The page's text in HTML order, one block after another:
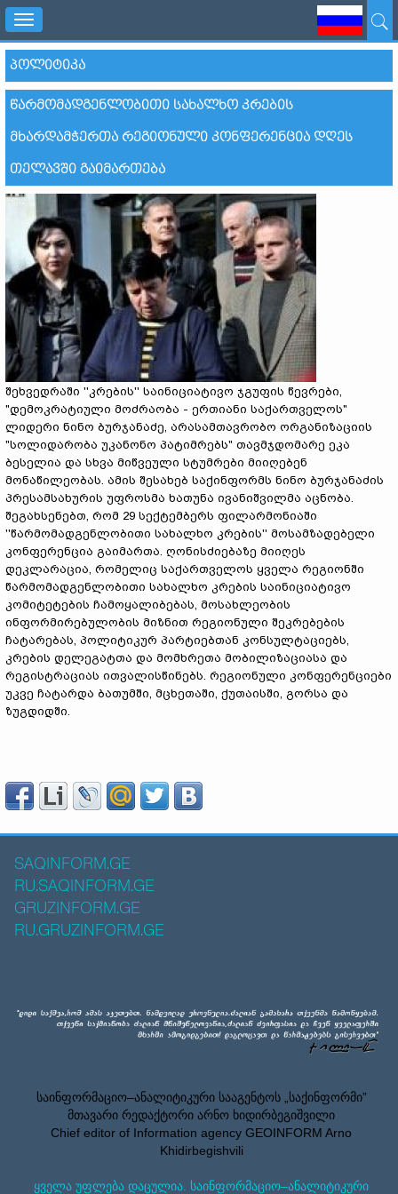
Toggle
navigation
ᲞᲝᲚᲘᲢᲘᲙᲐ
ᲬᲐᲠᲛᲝᲛᲐᲓᲒᲔᲜᲚᲝᲑᲘᲗᲘ ᲡᲐᲮᲐᲚᲮᲝ ᲙᲠᲔᲑᲘᲡ
ᲛᲮᲐᲠᲓᲐᲛᲭᲔᲠᲗᲐ ᲠᲔᲒᲘᲝᲜᲣᲚᲘ ᲙᲝᲜᲤᲔᲠᲔᲜᲪᲘᲐ ᲓᲦᲔᲡ
ᲗᲔᲚᲐᲕᲨᲘ ᲒᲐᲘᲛᲐᲠᲗᲔᲑᲐ
შეხვედრაში ''კრების'' საინიციატივო ჯგუფის წევრები,
"დემოკრატიული მოძრაობა - ერთიანი საქართველოს"
ლიდერი ნინო ბურჯანაძე, არასამთავრობო ორგანიზაციის
"სოლიდარობა უკანონო პატიმრებს" თავმჯდომარე ეკა
ბესელია და სხვა მიწვეული სტუმრები მიიღებენ
მონაწილეობას. ამის შესახებ საქინფორმს ნინო ბურჯანაძის
პრესამსახურის უფროსმა ხათუნა ივანიშვილმა აცნობა.
შეგახსენებთ, რომ 29 სექტემბერს ფილარმონიაში
''წარმომადგენლობითი სახალხო კრების'' მოსამზადებელი
კონფერენცია გაიმართა. ღონისძიებაზე მიიღეს
დეკლარაცია, რომელიც საქართველოს ყველა რეგიონში
წარმომადგენლობითი სახალხო კრების საინიციატივო
კომიტეტების ჩამოყალიბებას, მოსახლეობის
ინფორმირებულობის მიზნით რეგიონული შეკრებების
ჩატარებას, პოლიტიკურ პარტიებთან კონსულტაციებს,
კრების დელეგატთა და მომხრეთა მობილიზაციასა და
რეგისტრაციას ითვალისწინებს. რეგიონული კონფერენციები
უკვე ჩატარდა ბათუმში, მცხეთაში, ქუთაისში, გორსა და
ზუგდიდში.
SAQINFORM.GE
RU.SAQINFORM.GE
GRUZINFORM.GE
RU.GRUZINFORM.GE
საინფორმაციო–ანალიტიკური სააგენტოს „საქინფორმი”
მთავარი რედაქტორი არნო ხიდირბეგიშვილი
Chief editor of Information agency GEOINFORM Arno
Khidirbegishvili
ყველა უფლება დაცულია. საინფორმაციო–ანალიტიკური